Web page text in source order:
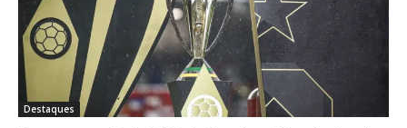
Destaques